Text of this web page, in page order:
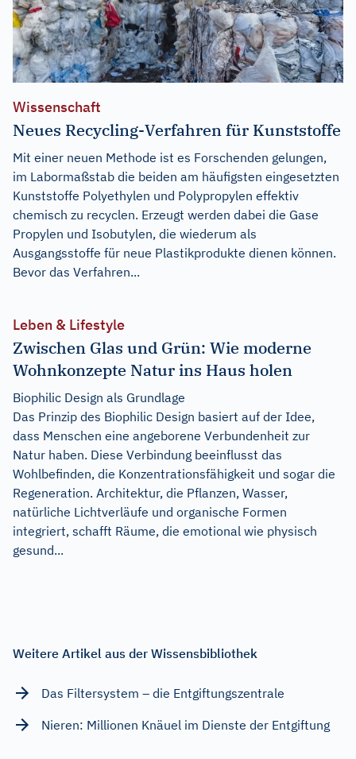
Wissenschaft
Neues Recycling-Verfahren für Kunststoffe
Mit einer neuen Methode ist es Forschenden gelungen,
im Labormaßstab die beiden am häufigsten eingesetzten
Kunststoffe Polyethylen und Polypropylen effektiv
chemisch zu recyclen. Erzeugt werden dabei die Gase
Propylen und Isobutylen, die wiederum als
Ausgangsstoffe für neue Plastikprodukte dienen können.
Bevor das Verfahren...
Leben & Lifestyle
Zwischen Glas und Grün: Wie moderne
Wohnkonzepte Natur ins Haus holen
Biophilic Design als Grundlage
Das Prinzip des Biophilic Design basiert auf der Idee,
dass Menschen eine angeborene Verbundenheit zur
Natur haben. Diese Verbindung beeinflusst das
Wohlbefinden, die Konzentrationsfähigkeit und sogar die
Regeneration. Architektur, die Pflanzen, Wasser,
natürliche Lichtverläufe und organische Formen
integriert, schafft Räume, die emotional wie physisch
gesund...
Weitere Artikel aus der Wissensbibliothek
Das Filtersystem – die Entgiftungszentrale
Nieren: Millionen Knäuel im Dienste der Entgiftung